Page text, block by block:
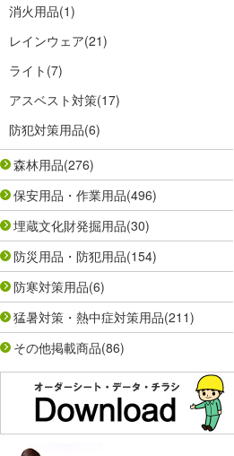
消火用品(1)
レインウェア(21)
ライト (7)
アスベスト対策(17)
防犯対策用品(6)
森林用品(276)
保安用品・作業用品(496)
埋蔵文化財発掘用品(30)
防災用品・防犯用品(154)
防寒対策用品(6)
猛暑対策・熱中症対策用品(211)
その他掲載商品(86)